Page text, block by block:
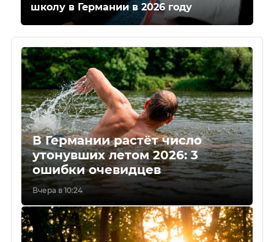
школу в Германии в 2026 году
В Германии растёт число
утонувших летом 2026: 3
ошибки очевидцев
Вчера в 10:24